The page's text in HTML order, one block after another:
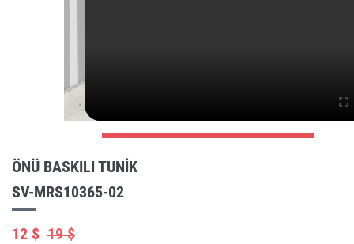
ÖNÜ BASKILI TUNIK
SV-MRS10365-02
12 $ 19 $